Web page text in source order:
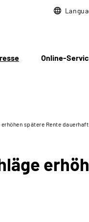
Online-
spätere Rente dauerhaft